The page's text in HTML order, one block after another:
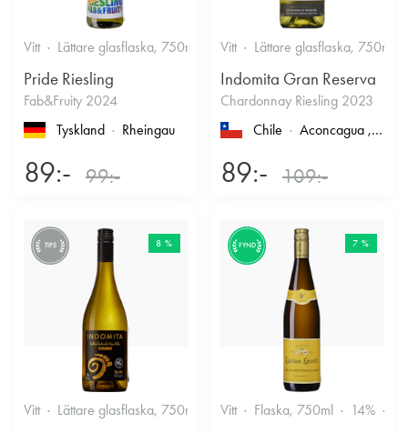
Vitt Lättare glasflaska, 750ml 12% Friskt & Fruktigt
Pride Riesling
Fab&Fruity 2024
Tyskland
Rheingau
89:- 99:-
Vitt Lättare glasflaska, 750ml
Indomita Gran Reserva
Chardonnay Riesling 2023
Chile
Aconcagua , Casablanca
89:- 109:-
TIPS 8 %
Vitt Lättare glasflaska, 750ml 12.5% Friskt & Fruktigt
FYND 7 %
Vitt Flaska, 750ml 14%